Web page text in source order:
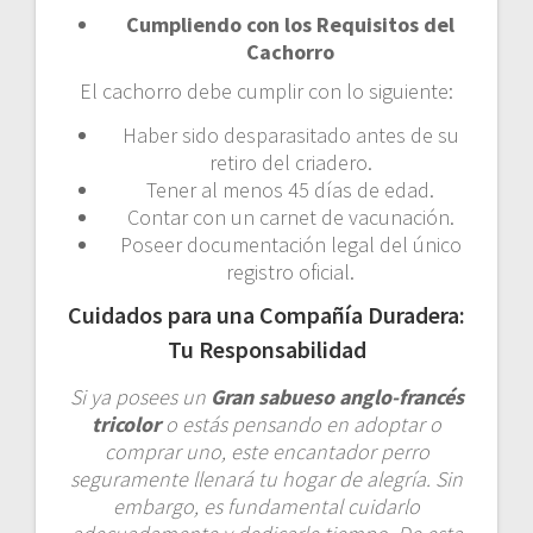
Cumpliendo con los Requisitos del
Cachorro
El cachorro debe cumplir con lo siguiente:
Haber sido desparasitado antes de su
retiro del criadero.
Tener al menos 45 días de edad.
Contar con un carnet de vacunación.
Poseer documentación legal del único
registro oficial.
Cuidados para una Compañía Duradera:
Tu Responsabilidad
Si ya posees un Gran sabueso anglo-francés
tricolor o estás pensando en adoptar o
comprar uno, este encantador perro
seguramente llenará tu hogar de alegría. Sin
embargo, es fundamental cuidarlo